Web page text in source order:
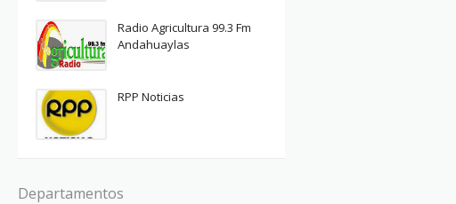
Radio Agricultura 99.3 Fm
Andahuaylas
RPP Noticias
Departamentos